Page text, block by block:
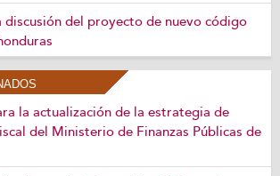
del proyecto de nuevo código
la actualización de la estrategia de
del Ministerio de Finanzas Públicas de